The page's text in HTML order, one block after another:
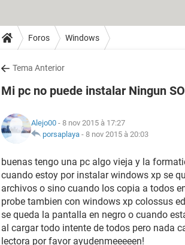
Foros Windows
Tema Anterior
Mi pc no puede instalar Ningun SO
Alejo00 - 8 nov 2015 à 17:27
porsaplaya - 8 nov 2015 à 20:03
buenas tengo una pc algo vieja y la
cuando estoy por instalar windows xp se
archivos o sino cuando los copia a todos
probe tambien con windows xp colossus
se queda la pantalla en negro o cuando
al cargar todo intente de todos pero nada
lectora por favor ayudenmeeeeen!